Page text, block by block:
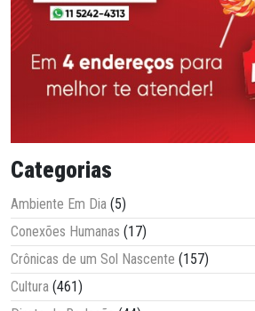
Categorias
Ambiente Em Dia (5)
Conexões Humanas (17)
Crônicas de um Sol Nascente (157)
Cultura (461)